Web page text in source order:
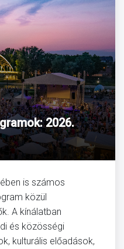
2026.
is számos
közül
A kínálatban
és közösségi
kulturális előadások,